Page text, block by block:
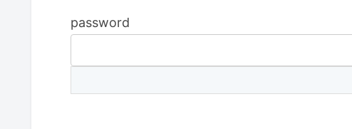
password